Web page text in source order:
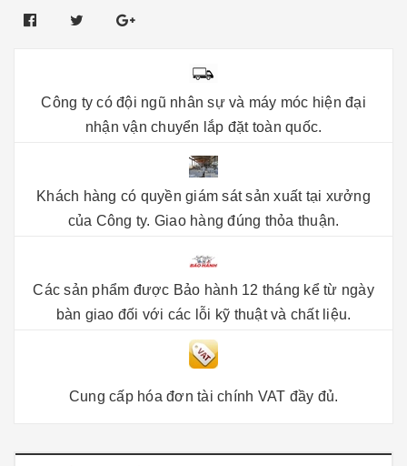
Công ty có đội ngũ nhân sự và máy móc hiện đại
nhận vận chuyển lắp đặt toàn quốc.
Khách hàng có quyền giám sát sản xuất tại xưởng
của Công ty. Giao hàng đúng thỏa thuận.
Các sản phẩm được Bảo hành 12 tháng kể từ ngày
bàn giao đối với các lỗi kỹ thuật và chất liệu.
Cung cấp hóa đơn tài chính VAT đầy đủ.